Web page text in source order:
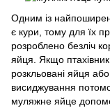
Одним із
є кури, тому для їх
розроблено безліч
яйця. Якщо
розкльовані яйця
висиджування
муляжне яйце